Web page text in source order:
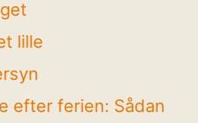
lille
efter ferien: Sådan